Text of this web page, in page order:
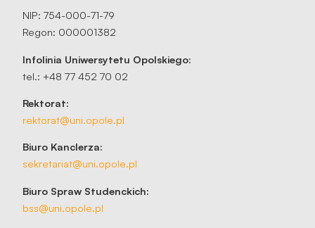
NIP: 754-000-71-79
Regon: 000001382
Infolinia Uniwersytetu Opolskiego:
tel.: +48 77 452 70 02
Rektorat:
rektorat@uni.opole.pl
Biuro Kanclerza:
sekretariat@uni.opole.pl
Biuro Spraw Studenckich:
bss@uni.opole.pl